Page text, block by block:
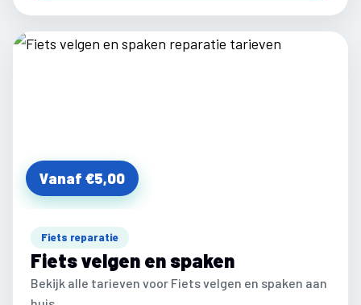
Vanaf €5,00
Fiets reparatie
Fiets velgen en spaken
Bekijk alle tarieven voor Fiets velgen en spaken aan